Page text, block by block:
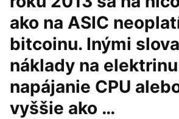
ako na ASIC
bitcoinu. Inými
náklady na
napájanie CPU
vyššie ako …